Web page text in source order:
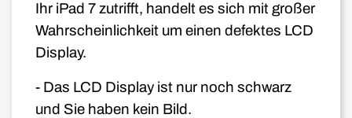
Ihr iPad 7 zutrifft, handelt es sich mit großer
Wahrscheinlichkeit um einen defektes LCD
Display.
- Das LCD Display ist nur noch schwarz
und Sie haben kein Bild.